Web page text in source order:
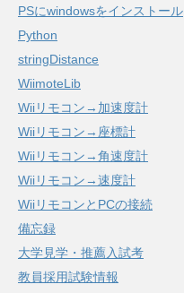
PSにwindowsをインストール
Python
stringDistance
WiimoteLib
Wiiリモコン→加速度計
Wiiリモコン→座標計
Wiiリモコン→角速度計
Wiiリモコン→速度計
WiiリモコンとPCの接続
備忘録
大学見学・推薦入試考
教員採用試験情報